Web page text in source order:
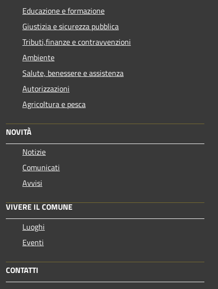
Educazione e formazione
Giustizia e sicurezza pubblica
Tributi,finanze e contravvenzioni
Ambiente
Salute, benessere e assistenza
Autorizzazioni
Agricoltura e pesca
NOVITÀ
Notizie
Comunicati
Avvisi
VIVERE IL COMUNE
Luoghi
Eventi
CONTATTI